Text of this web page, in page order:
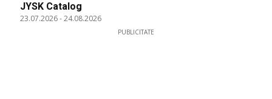
JYSK Catalog
23.07.2026-24.08.2026
PUBLICITATE